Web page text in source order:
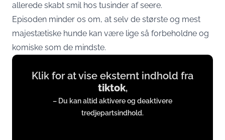
allerede skabt smil hos tusinder af seere.
Episoden minder os om, at selv de største og mest
majestætiske hunde kan være lige så forbeholdne og
komiske som de mindste.
Display
content
www.tiktok.com
Klik for at vise eksternt indhold fra
tiktok,
– Du kan altid aktivere og deaktivere
tredjepartsindhold.